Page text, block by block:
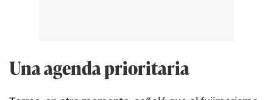
Una agenda prioritaria